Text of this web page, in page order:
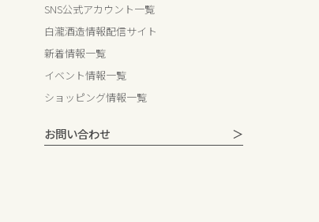
SNS公式アカウント一覧
白瀧酒造情報配信サイト
新着情報一覧
イベント情報一覧
ショッピング情報一覧
お問い合わせ